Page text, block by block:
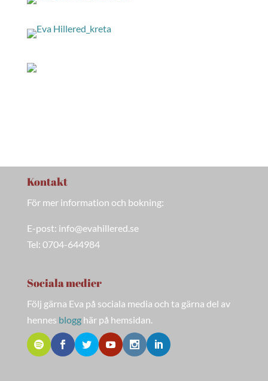
Kontakt
För mer information och bokning:
E-post: info@evahillered.se
Tel: 0704-644984
Sociala medier
Följ gärna Eva på sociala media och ta gärna del av
hennes blogghär på hemsidan.